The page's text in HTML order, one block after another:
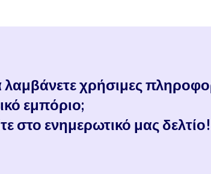
λαμβάνετε χρήσιμες
εμπόριο;
στο ενημερωτικό μας δελτίο!